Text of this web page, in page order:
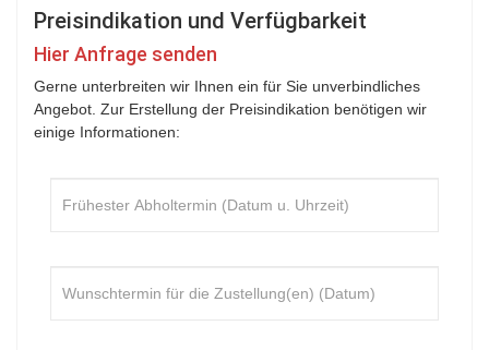
Preisindikation und Verfügbarkeit
Hier Anfrage senden
Gerne unterbreiten wir Ihnen ein für Sie unverbindliches
Angebot. Zur Erstellung der Preisindikation benötigen wir
einige Informationen: